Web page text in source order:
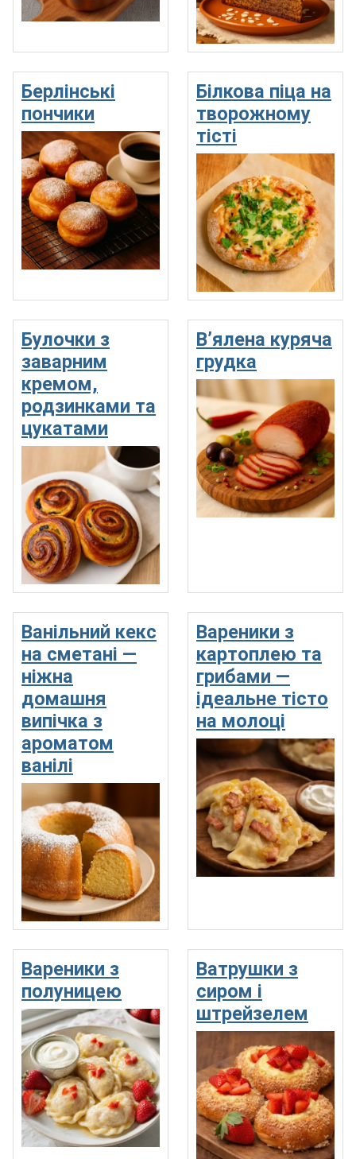
Берлінські
пончики
Білкова піца на
творожному
тісті
Булочки з
заварним
кремом,
родзинками та
цукатами
В’ялена куряча
грудка
Ванільний кекс
на сметані —
ніжна
домашня
випічка з
ароматом
ванілі
Вареники з
картоплею та
грибами —
ідеальне тісто
на молоці
Вареники з
полуницею
Ватрушки з
сиром і
штрейзелем